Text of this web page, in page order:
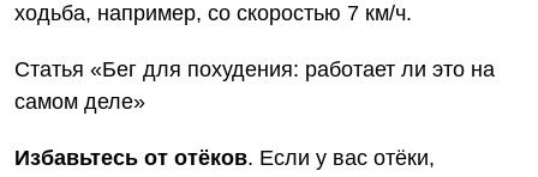
ходьба, например, со скоростью 7 км/ч.
Статья «Бег для похудения: работает ли это на
самом деле»
Избавьтесь от отёков. Если у вас отёки,